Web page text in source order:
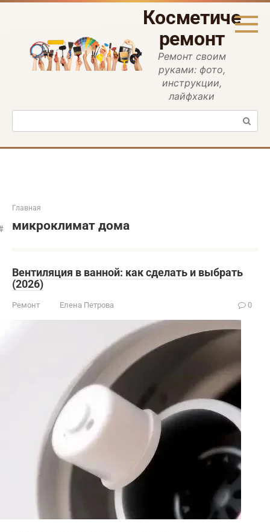
Перейти
ремонт
Ремонт своим
руками: фото,
инструкции,
лайфхаки
Поиск:
Главная
микроклимат дома
Вентиляция в ванной: как сделать и выбрать
(2026)
Ремонт Елена Петрова 0